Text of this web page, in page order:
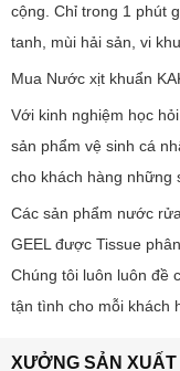
cộng. Chỉ trong 1 phút
tanh, mùi hải sản, vi
Mua Nước xịt khuẩn
Với kinh nghiệm học
sản phẩm vệ sinh cá
cho khách hàng những
Các sản phẩm nước
GEEL được Tissue
Chúng tôi luôn luôn đề
tận tình cho mỗi khách
XƯỞNG SẢN XUẤT